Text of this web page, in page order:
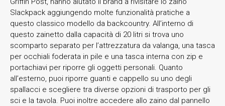
Slackpack aggiungendo molte funzionalità pratiche a
questo classico modello da backcountry. All’interno di
questo zainetto dalla capacità di 20 litri si trova uno
scomparto separato per l’attrezzatura da valanga, una tasca
per occhiali foderata in pile e una tasca interna con zip e
portachiavi per riporre gli oggetti personali. Quanto
all’esterno, puoi riporre guanti e cappello su uno degli
spallacci e scegliere tra diverse opzioni di trasporto per gli
sci e la tavola. Puoi inoltre accedere allo zaino dal pannello